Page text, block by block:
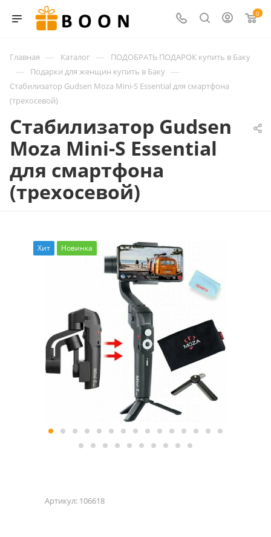
0
Главная — Каталог — ПОДОБРАТЬ ПОДАРОК купить в Баку
— Подарки для женщин купить в Баку —
Стабилизатор Gudsen Moza Mini-S Essential для смартфона
(трехосевой)
Стабилизатор Gudsen
Moza Mini-S Essential
для смартфона
(трехосевой)
Хит Новинка
Артикул: 106618